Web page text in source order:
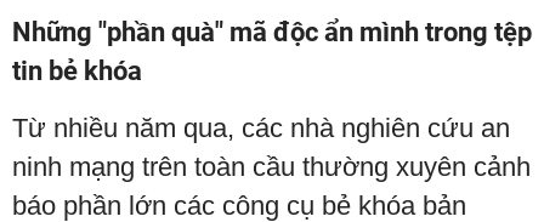
Những "phần quà" mã độc ẩn mình trong tệp
tin bẻ khóa
Từ nhiều năm qua, các nhà nghiên cứu an
ninh mạng trên toàn cầu thường xuyên cảnh
báo phần lớn các công cụ bẻ khóa bản